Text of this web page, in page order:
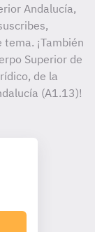
Andalucía,
¡También
Superior de
de la
(A1.13)!